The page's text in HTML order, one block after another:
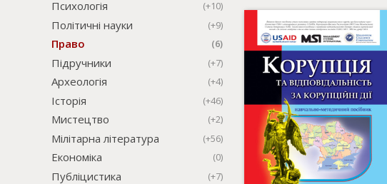
Психологія (+10)
Політичні науки (+9)
Право (6)
Підручники (+7)
Археологія (+4)
Історія (+46)
Мистецтво (+2)
Мілітарна література (+56)
Економіка (0)
Публіцистика (+7)